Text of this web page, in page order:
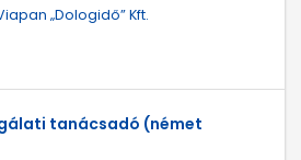
„Dologidő” Kft.
tanácsadó (német